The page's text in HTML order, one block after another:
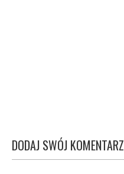
DODAJ SWÓJ KOMENTARZ